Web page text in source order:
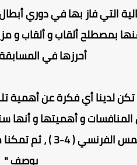
التي فاز بها في دوري
عنها بمصطلح ألقاب و ألقاب و
أحرزها في
لدينا أي فكرة عن أهمية
و أهميتها و
غاية فوزنا في
يوصف "